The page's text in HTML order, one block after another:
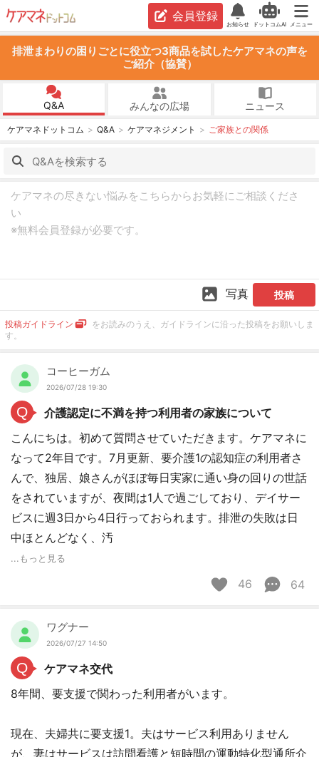
会員登録
お知らせ ドットコムAI メニュー
排泄まわりの困りごとに役立つ3商品を試したケアマネの声を
ご紹介（協賛）
Q&A みんなの広場 ニュース
ケアマネドットコム Q&A ケアマネジメント ご家族との関係
写真 投稿
投稿ガイドライン
をお読みのうえ、ガイドラインに沿った投稿をお願いしま
す。
コーヒーガム
2026/07/28 19:30
Q
介護認定に不満を持つ利用者の家族について
こんにちは。初めて質問させていただきます。ケアマネに
なって2年目です。7月更新、要介護1の認知症の利用者さ
んで、独居、娘さんがほぼ毎日実家に通い身の回りの世話
をされていますが、夜間は1人で過ごしており、デイサー
ビスに週3日から4日行っておられます。排泄の失敗は日
中ほとんどなく、汚
...もっと見る
46 64
ワグナー
2026/07/27 14:50
Q
ケアマネ交代
8年間、要支援で関わった利用者がいます。
現在、夫婦共に要支援1。夫はサービス利用ありません
が、妻はサービスは訪問看護と短時間の運動特化型通所介